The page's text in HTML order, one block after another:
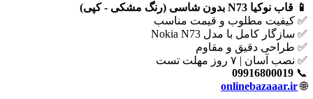
📱 قاب نوکیا N73 بدون شاسی (رنگ مشکی - کپی)
✅ کیفیت مطلوب و قیمت مناسب
✅ سازگار کامل با مدل Nokia N73
✅ طراحی دقیق و مقاوم
✅ نصب آسان | ۷ روز مهلت تست
📞
09916800019
🌐
onlinebazaaar.ir